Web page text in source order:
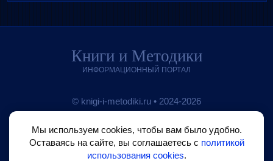
Книги и Методики
ИНФОРМАЦИОННЫЙ ПОРТАЛ
© knigi-i-metodiki.ru • 2024-2026
О проекте
Блог на Boosty
Мы используем cookies, чтобы вам было удобно.
Оставаясь на сайте, вы соглашаетесь с политикой
использования cookies.